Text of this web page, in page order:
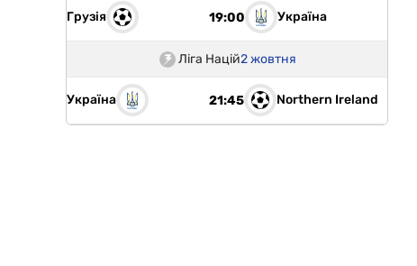
Грузія 19:00 Україна
Ліга Націй2 жовтня
Україна 21:45 Northern Ireland